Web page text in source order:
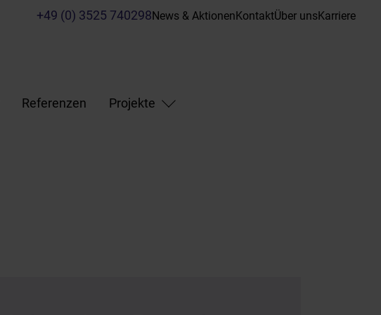
+49 (0) 3525 740298News & AktionenKontaktÜber unsKarriere
Referenzen Projekte